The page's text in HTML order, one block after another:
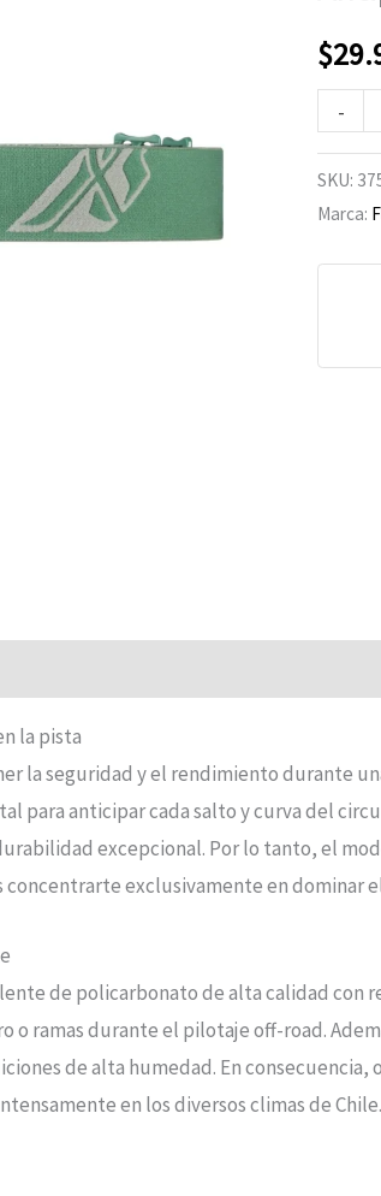
$
-
SKU:
Marca:
la pista
la seguridad y el rendimiento durante
para anticipar cada salto y curva del
excepcional. Por lo tanto, el
exclusivamente en dominar
de policarbonato de alta calidad con
o ramas durante el pilotaje off-road.
de alta humedad. En
en los diversos climas de Chile.